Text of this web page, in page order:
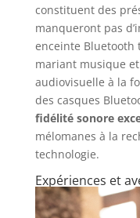
constituent des
manqueront pas
enceinte Bluetooth
mariant musique
audiovisuelle à la
des casques
fidélité sonore
mélomanes à la
technologie.
Expériences et